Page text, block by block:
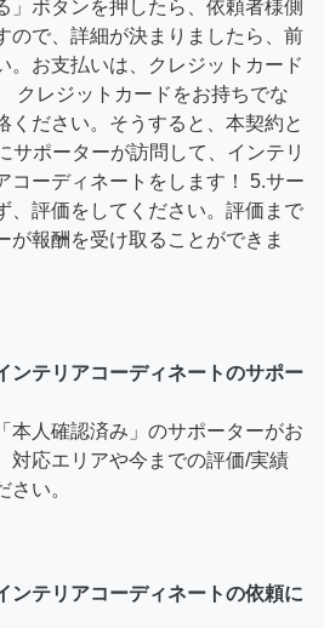
」ボタンを押したら、依頼者様側
ので、詳細が決まりましたら、前
。お支払いは、クレジットカード
クレジットカードをお持ちでな
ください。そうすると、本契約と
サポーターが訪問して、インテリ
コーディネートをします！ 5.サー
、評価をしてください。評価まで
が報酬を受け取ることができま
ンテリアコーディネートのサポー
本人確認済み」のサポーターがお
対応エリアや今までの評価/実績
さい。
ンテリアコーディネートの依頼に